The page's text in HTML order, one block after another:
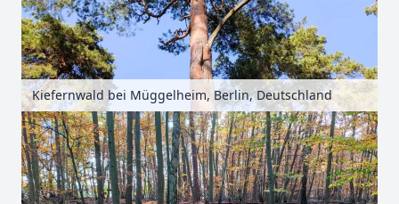
Kiefernwald bei Müggelheim, Berlin, Deutschland